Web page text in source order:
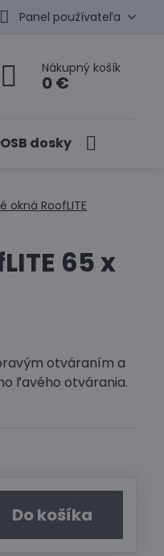
Panel používateľa
Nákupný košík
0 €
OSB dosky
okná RoofLITE
65 x
otváraním a
ľavého otvárania.
Do košíka